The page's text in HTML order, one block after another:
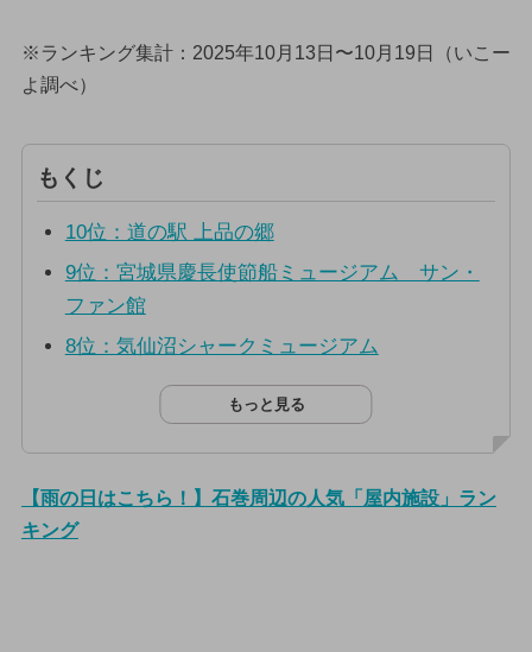
※ランキング集計：2025年10月13日〜10月19日（いこー
よ調べ）
もくじ
10位：道の駅 上品の郷
9位：宮城県慶長使節船ミュージアム サン・
ファン館
8位：気仙沼シャークミュージアム
もっと見る
【雨の日はこちら！】石巻周辺の人気「屋内施設」ラン
キング